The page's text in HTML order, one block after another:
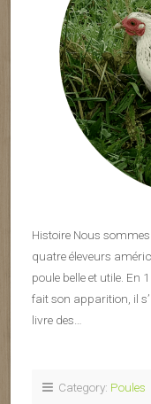
Histoire Nous
quatre éleveurs
poule belle et utile. En
fait son apparition, il
livre des…
Category: Poules